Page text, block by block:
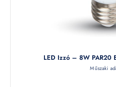
LED Izzó – 8W
Műszaki